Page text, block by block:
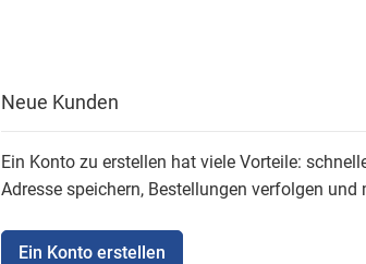
Neue Kunden
Ein Konto zu erstellen hat viele Vorteile:
Adresse speichern, Bestellungen verfolgen und
Ein Konto erstellen